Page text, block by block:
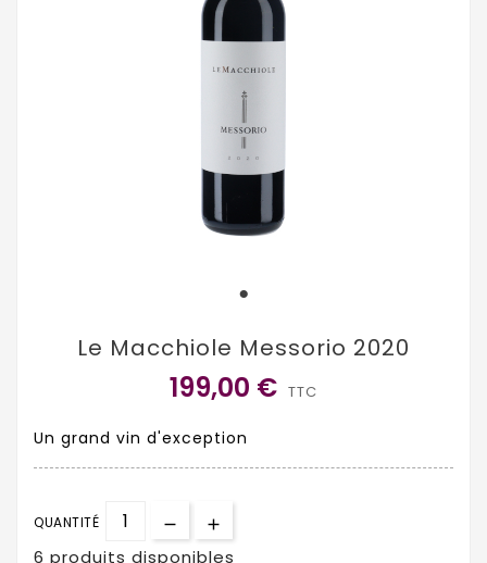
Le Macchiole Messorio 2020
199,00 € TTC
Un grand vin d'exception
QUANTITÉ
6 produits disponibles